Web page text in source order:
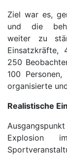
Ziel war es,
und die
weiter zu
Einsatzkräfte,
250
100
organisierte
Realistische
Explosion